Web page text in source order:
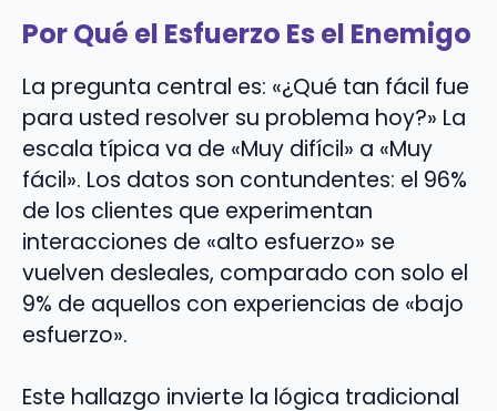
Por Qué el Esfuerzo Es el Enemigo
La pregunta central es: «¿Qué tan fácil fue
para usted resolver su problema hoy?» La
escala típica va de «Muy difícil» a «Muy
fácil». Los datos son contundentes: el 96%
de los clientes que experimentan
interacciones de «alto esfuerzo» se
vuelven desleales, comparado con solo el
9% de aquellos con experiencias de «bajo
esfuerzo».
Este hallazgo invierte la lógica tradicional